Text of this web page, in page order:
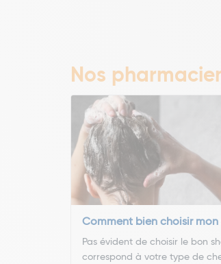
Nos
Comment bien choisir
Pas évident de choisir le bon
correspond à votre type de